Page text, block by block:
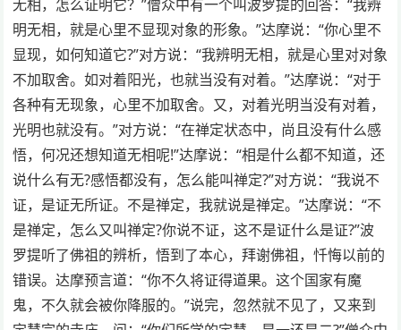
无相，怎么证明它？”僧众中有一个叫波罗提的回答：“我辨
明无相，就是心里不显现对象的形象。”达摩说：“你心里不
显现，如何知道它?”对方说：“我辨明无相，就是心里对对象
不加取舍。如对着阳光，也就当没有对着。”达摩说：“对于
各种有无现象，心里不加取舍。又，对着光明当没有对着，
光明也就没有。”对方说：“在禅定状态中，尚且没有什么感
悟，何况还想知道无相呢!”达摩说：“相是什么都不知道，还
说什么有无?感悟都没有，怎么能叫禅定?”对方说：“我说不
证，是证无所证。不是禅定，我就说是禅定。”达摩说：“不
是禅定，怎么又叫禅定?你说不证，这不是证什么是证?”波
罗提听了佛祖的辨析，悟到了本心，拜谢佛祖，忏悔以前的
错误。达摩预言道：“你不久将证得道果。这个国家有魔
鬼，不久就会被你降服的。”说完，忽然就不见了，又来到